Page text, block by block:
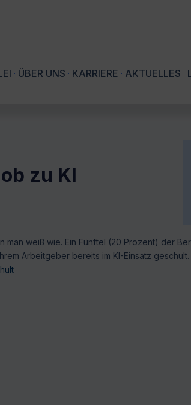
ÜBER UNS KARRIERE AKTUELLES
zu KI
man weiß wie. Ein Fünftel (20 Prozent) der
Arbeitgeber bereits im KI-Einsatz geschult.